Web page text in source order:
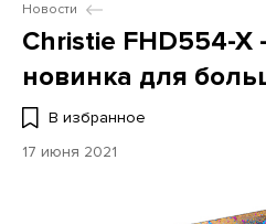
Новости
Christie FHD554-X
новинка для
В избранное
17 июня 2021